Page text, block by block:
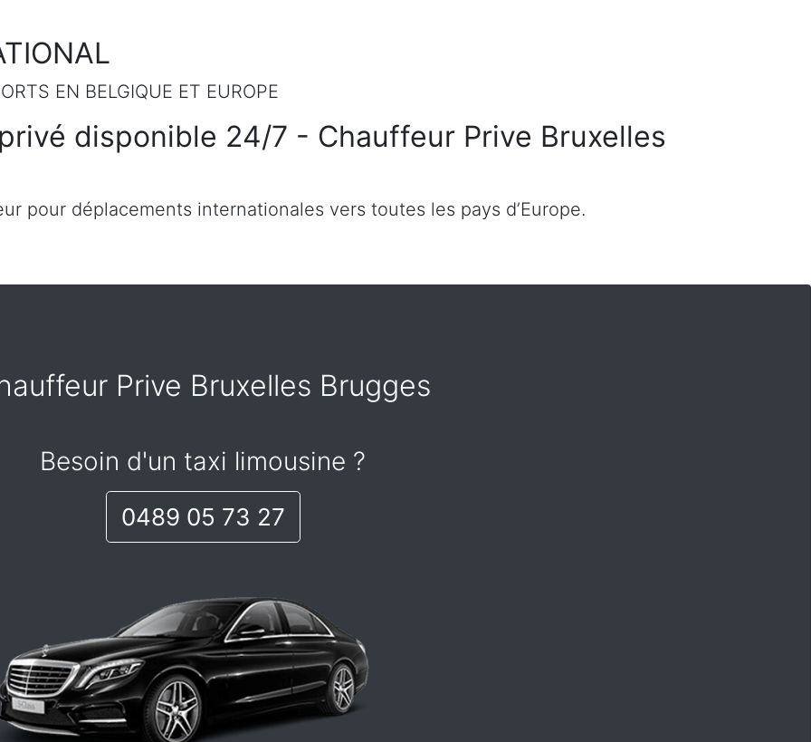
EN BELGIQUE ET EUROPE
disponible 24/7 - Chauffeur Prive Bruxelles
pour déplacements internationales vers toutes les pays d’Europe.
Prive Bruxelles Brugges
Besoin d'un taxi limousine ?
0489 05 73 27